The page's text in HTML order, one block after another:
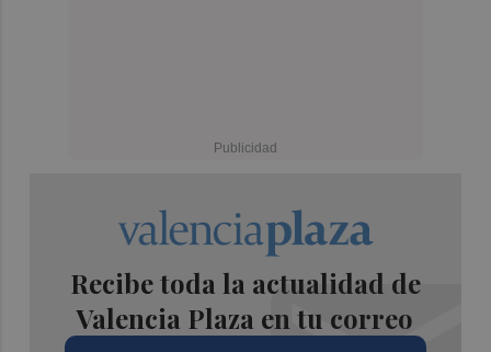
Recibe toda la actualidad de
Valencia Plaza en tu correo